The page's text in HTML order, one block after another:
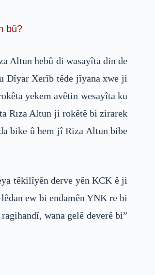
bû?
Altun hebû di wasayîta din de
Dîyar Xerîb têde jîyana xwe ji
yekem avêtin wesayîta ku
Rıza Altun ji rokêtê bi zirarek
bike û hem jî Riza Altun bibe
têkilîyên derve yên KCK ê ji
ew bi endamên YNK re bi
wana gelê deverê bi”